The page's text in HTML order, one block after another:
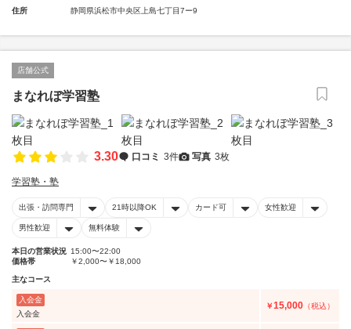
住所 静岡県浜松市中央区上島七丁目7ー9
店舗公式
まなれぼ学習塾
3.30 口コミ 3件 写真 3枚
学習塾・塾
出張・訪問専門 21時以降OK カード可 女性歓迎
男性歓迎 無料体験
本日の営業状況 15:00〜22:00
価格帯
￥2,000〜￥18,000
主なコース
入会金
入会金
￥15,000 （税込）